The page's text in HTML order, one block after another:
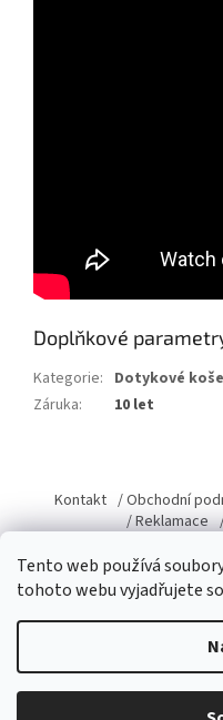
Tento web používá
tohoto webu vyjadřujete
Doplňkové
Kategorie: Dotykové koše
Záruka: 10 let
p
a
Kontakt / Obchodní
/ Reklamace
Copyright 2026